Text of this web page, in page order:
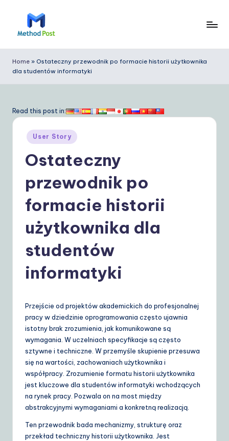
e
t
o
Y
o
D
ai
G
Home » Ostateczny przewodnik po formacie historii użytkownika
dla studentów informatyki
Read this post in:
Posted
in
User Story
Ostateczny
przewodnik po
formacie historii
użytkownika dla
studentów
informatyki
Przejście od projektów akademickich do profesjonalnej
pracy w dziedzinie oprogramowania często ujawnia
istotny brak zrozumienia, jak komunikowane są
wymagania. W uczelniach specyfikacje są często
sztywne i techniczne. W przemyśle skupienie przesuwa
się na wartości, zachowaniach użytkownika i
współpracy. Zrozumienie formatu historii użytkownika
jest kluczowe dla studentów informatyki wchodzących
na rynek pracy. Pozwala on na most między
abstrakcyjnymi wymaganiami a konkretną realizacją.
Ten przewodnik bada mechanizmy, strukturę oraz
przekład techniczny historii użytkownika. Jest